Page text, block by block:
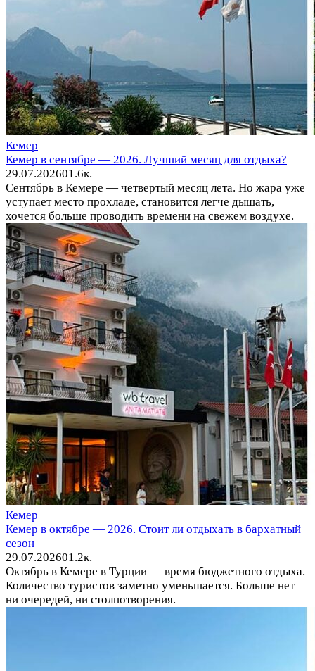
Кемер
Кемер в сентябре — 2026. Лучший месяц для отдыха?
29.07.202601.6к.
Сентябрь в Кемере — четвертый месяц лета. Но жара уже
уступает место прохладе, становится легче дышать,
хочется больше проводить времени на свежем воздухе.
Кемер
Кемер в октябре — 2026. Стоит ли отдыхать в бархатный
сезон
29.07.202601.2к.
Октябрь в Кемере в Турции — время бюджетного отдыха.
Количество туристов заметно уменьшается. Больше нет
ни очередей, ни столпотворения.